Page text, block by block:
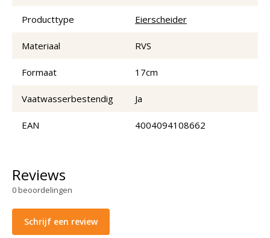
Producttype Eierscheider
Materiaal RVS
Formaat 17cm
Vaatwasserbestendig Ja
EAN 4004094108662
Reviews
0beoordelingen
Schrijf een review